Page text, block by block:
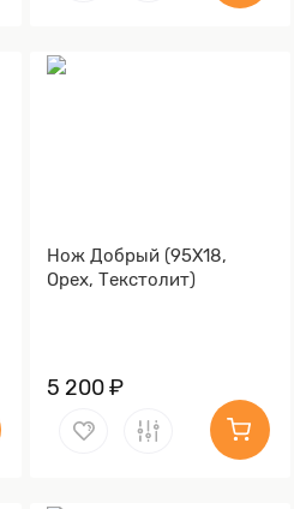
Нож Добрый (95Х18,
Орех, Текстолит)
5 200 ₽